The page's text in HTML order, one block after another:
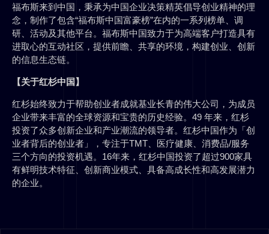
福布斯来到中国，秉承为中国企业决策精英倡导创业精神的理
念，制作了包含“福布斯中国富豪榜”在内的一系列榜单、调
研、活动及其他平台。福布斯中国致力于为高端客户打造具有
进取心的互动社区，提供前瞻、共享的环境，构建创业、创新
的信息生态链。
【关于红杉中国】
红杉始终致力于帮助创业者成就基业长青的伟大公司，为成员
企业带来丰富的全球资源和宝贵的历史经验。49 年来，红杉
投资了众多创新企业和产业潮流的领导者。红杉中国作为「创
业者背后的创业者」，专注于TMT、医疗健康、消费品/服务
三个方向的投资机遇。16年来，红杉中国投资了超过900家具
有鲜明技术特征、创新商业模式、具备高成长性和高发展潜力
的企业。